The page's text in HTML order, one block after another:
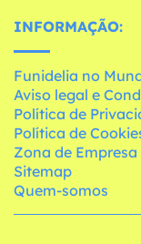
INFORMAÇÃO:
Funidelia no
Aviso legal e
Política de
Política de
Zona de Empresa
Sitemap
Quem-somos